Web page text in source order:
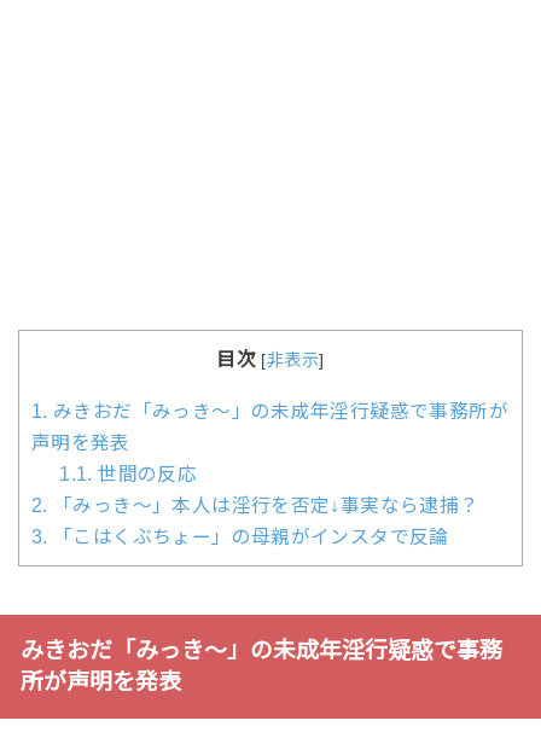
目次 [非表示]
1. みきおだ「みっき～」の未成年淫行疑惑で事務所が
声明を発表
1.1. 世間の反応
2. 「みっき～」本人は淫行を否定↓事実なら逮捕？
3. 「こはくぶちょー」の母親がインスタで反論
みきおだ「みっき～」の未成年淫行疑惑で事務
所が声明を発表